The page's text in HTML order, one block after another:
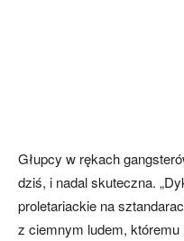
Głupcy w rękach
dziś, i nadal skuteczna.
proletariackie na
z ciemnym ludem,